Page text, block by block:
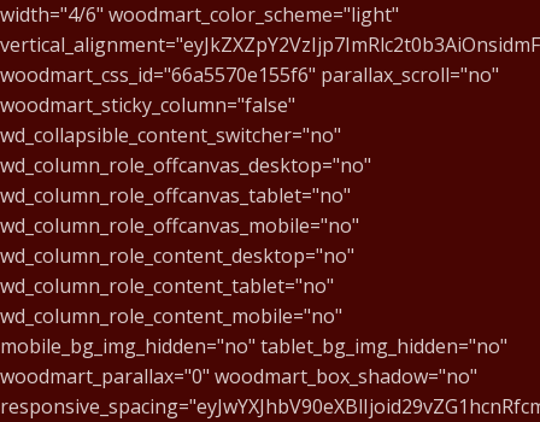
width="4/6" woodmart_color_scheme="light"
woodmart_css_id="66a5570e155f6" parallax_scroll="no"
woodmart_sticky_column="false"
wd_collapsible_content_switcher="no"
wd_column_role_offcanvas_desktop="no"
wd_column_role_offcanvas_tablet="no"
wd_column_role_offcanvas_mobile="no"
wd_column_role_content_desktop="no"
wd_column_role_content_tablet="no"
wd_column_role_content_mobile="no"
mobile_bg_img_hidden="no" tablet_bg_img_hidden="no"
woodmart_parallax="0" woodmart_box_shadow="no"